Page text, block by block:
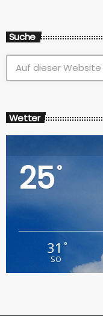
Suche
Wetter
25°
31 °
SO